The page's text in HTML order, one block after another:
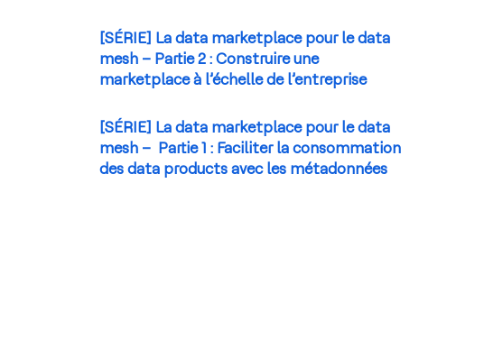
[SÉRIE] La data marketplace pour le data
mesh – Partie 2 : Construire une
marketplace à l’échelle de l’entreprise
[SÉRIE] La data marketplace pour le data
mesh – Partie 1 : Faciliter la consommation
des data products avec les métadonnées